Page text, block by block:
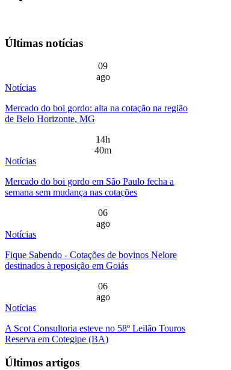
Últimas notícias
09
ago
Notícias
Mercado do boi gordo: alta na cotação na região
de Belo Horizonte, MG
14h
40m
Notícias
Mercado do boi gordo em São Paulo fecha a
semana sem mudança nas cotações
06
ago
Notícias
Fique Sabendo - Cotações de bovinos Nelore
destinados à reposição em Goiás
06
ago
Notícias
A Scot Consultoria esteve no 58º Leilão Touros
Reserva em Cotegipe (BA)
Últimos artigos